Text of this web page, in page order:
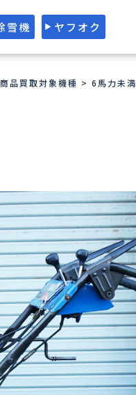
雪機 ヤフオク
商品買取対象機種 > 6馬力未満